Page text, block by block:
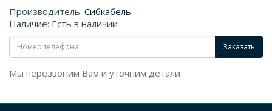
Производитель: Сибкабель
Наличие: Есть в наличии
Заказать
Мы перезвоним Вам и уточним детали